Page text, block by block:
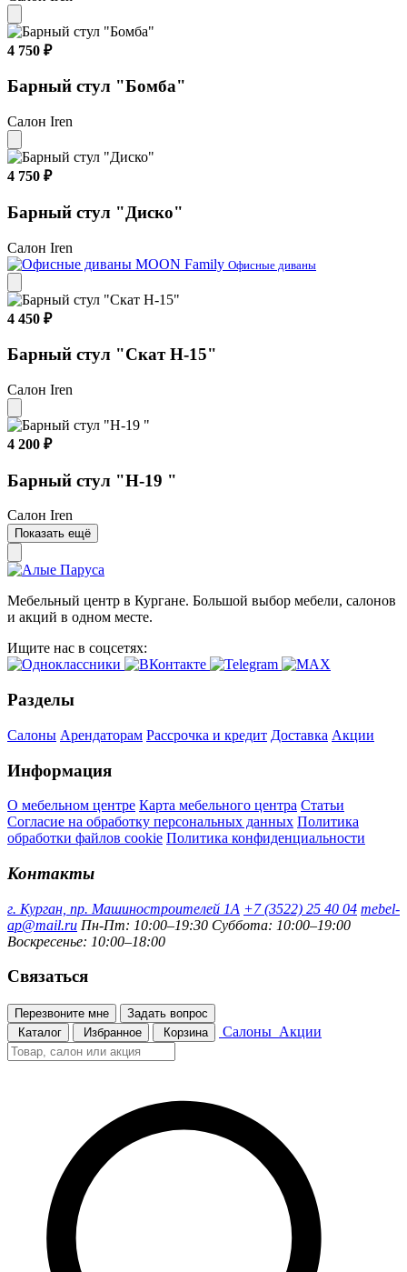
4 750 ₽
Барный стул "Бомба"
Салон Iren
4 750 ₽
Барный стул "Диско"
Салон Iren
Офисные диваны
4 450 ₽
Барный стул "Скат Н-15"
Салон Iren
4 200 ₽
Барный стул "Н-19 "
Салон Iren
Показать ещё
Мебельный центр в Кургане. Большой выбор мебели, салонов
и акций в одном месте.
Ищите нас в соцсетях:
Разделы
Салоны Арендаторам Рассрочка и кредит Доставка Акции
Информация
О мебельном центре Карта мебельного центра Статьи
Согласие на обработку персональных данных Политика
обработки файлов cookie Политика конфиденциальности
Контакты
г. Курган, пр. Машиностроителей 1А +7 (3522) 25 40 04 mebel-
ap@mail.ru Пн-Пт: 10:00–19:30 Суббота: 10:00–19:00
Воскресенье: 10:00–18:00
Связаться
Перезвоните мне
Задать вопрос
Каталог
Избранное Корзина Салоны Акции